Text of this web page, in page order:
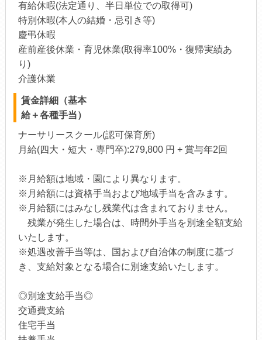
有給休暇(法定通り、半日単位での取得可)
特別休暇(本人の結婚・忌引き等)
慶弔休暇
産前産後休業・育児休業(取得率100%・復帰実績あ
り)
介護休業
賃金詳細（基本
給＋各種手当）
ナーサリースクール(認可保育所)
月給(四大・短大・専門卒):279,800 円 + 賞与年2回
※月給額は地域・園により異なります。
※月給額には資格手当および地域手当を含みます。
※月給額にはみなし残業代は含まれておりません。
残業が発生した場合は、時間外手当を別途全額支給
いたします。
※処遇改善手当等は、国および自治体の制度に基づ
き、支給対象となる場合に別途支給いたします。
◎別途支給手当◎
交通費支給
住宅手当